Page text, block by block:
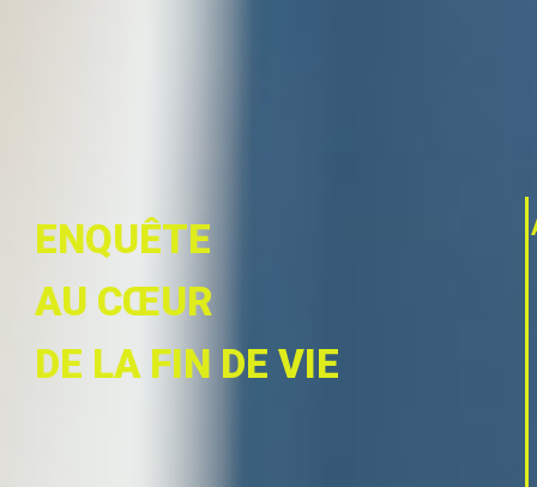
ENQUÊTE
AU CŒUR
DE LA FIN DE VIE